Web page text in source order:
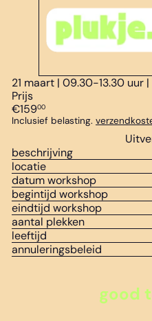
21 maart | 09.30-13.30 uur
Prijs
Normale
prijs
€15900
Inclusief belasting.
beschrijving
locatie
datum workshop
begintijd workshop
eindtijd workshop
aantal plekken
leeftijd
annuleringsbeleid
good